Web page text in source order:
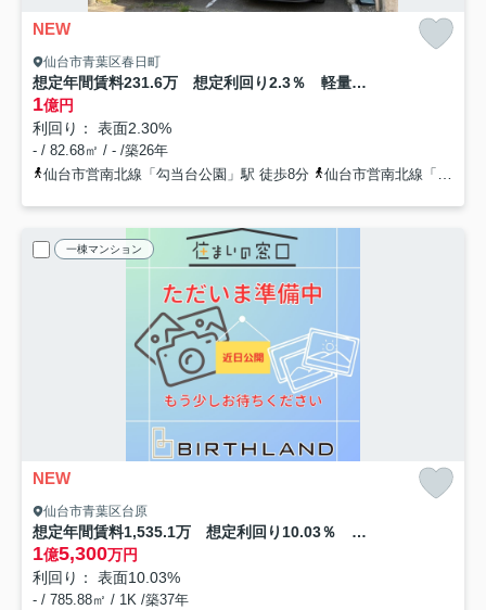
NEW
仙台市青葉区春日町
想定年間賃料231.6万 想定利回り2.3％ 軽量鉄骨造
1億円
利回り： 表面2.30%
- / 82.68㎡ / - /築26年
仙台市営南北線「勾当台公園」駅 徒歩8分
仙台市営南北線「北四番丁」駅 徒歩14分
一棟マンション
NEW
仙台市青葉区台原
想定年間賃料1,535.1万 想定利回り10.03％ RC
1億5,300万円
利回り： 表面10.03%
- / 785.88㎡ / 1K /築37年